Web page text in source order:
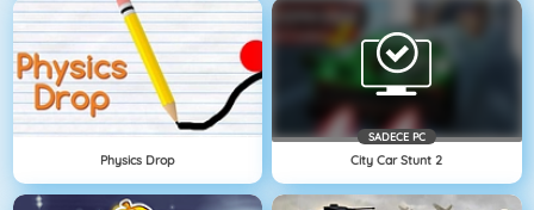
Physics Drop
SADECE PC
City Car Stunt 2